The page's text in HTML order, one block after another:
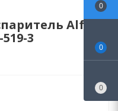
Alfa
3
0
0
0